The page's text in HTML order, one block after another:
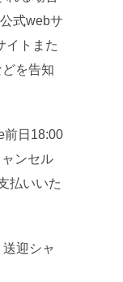
式webサ
イトまた
を告知
前日18:00
ンセル
払いいた
迎シャ